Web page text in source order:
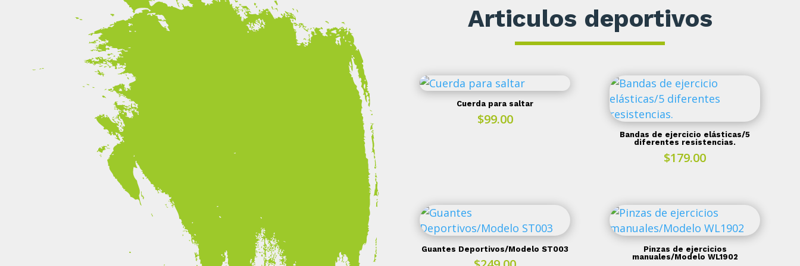
Articulos deportivos
Cuerda para saltar
$99.00
Bandas de ejercicio elásticas/5
diferentes resistencias.
$179.00
Guantes Deportivos/Modelo ST003
Pinzas de ejercicios
manuales/Modelo WL1902